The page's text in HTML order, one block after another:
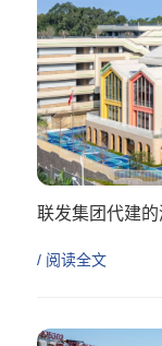
联发集团代建
/ 阅读全文